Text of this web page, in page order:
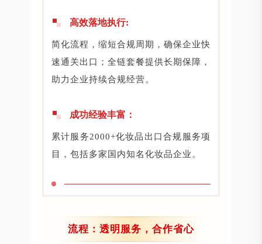
高效落地执行:
简化流程，缩短合规周期，确保企业快
速通关出口；全链套餐提供长期保障，
助力企业持续合规经营。
成功经验丰富：
累计服务2000+化妆品出口合规服务项
目，包括多家国内知名化妆品企业。
流程：透明服务，合作省心